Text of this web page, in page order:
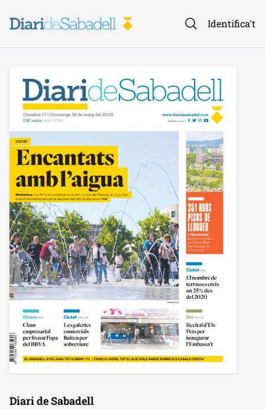
Identifica't
Diari de Sabadell